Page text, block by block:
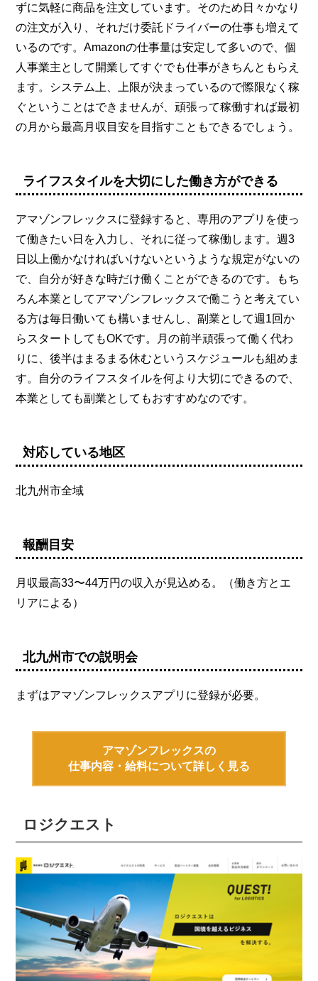
ずに気軽に商品を注文しています。そのため日々かなり
の注文が入り、それだけ委託ドライバーの仕事も増えて
いるのです。Amazonの仕事量は安定して多いので、個
人事業主として開業してすぐでも仕事がきちんともらえ
ます。システム上、上限が決まっているので際限なく稼
ぐということはできませんが、頑張って稼働すれば最初
の月から最高月収目安を目指すこともできるでしょう。
ライフスタイルを大切にした働き方ができる
アマゾンフレックスに登録すると、専用のアプリを使っ
て働きたい日を入力し、それに従って稼働します。週3
日以上働かなければいけないというような規定がないの
で、自分が好きな時だけ働くことができるのです。もち
ろん本業としてアマゾンフレックスで働こうと考えてい
る方は毎日働いても構いませんし、副業として週1回か
らスタートしてもOKです。月の前半頑張って働く代わ
りに、後半はまるまる休むというスケジュールも組めま
す。自分のライフスタイルを何より大切にできるので、
本業としても副業としてもおすすめなのです。
対応している地区
北九州市全域
報酬目安
月収最高33〜44万円の収入が見込める。（働き方とエ
リアによる）
北九州市での説明会
まずはアマゾンフレックスアプリに登録が必要。
アマゾンフレックスの
仕事内容・給料について詳しく見る
ロジクエスト